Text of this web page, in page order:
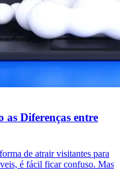
as Diferenças entre
de atrair visitantes para
é fácil ficar confuso. Mas